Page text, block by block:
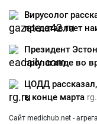
Вирусолог
представляет
Президент
пропаганде во
ЦОДД
в конце марта
Сайт medichub.net -